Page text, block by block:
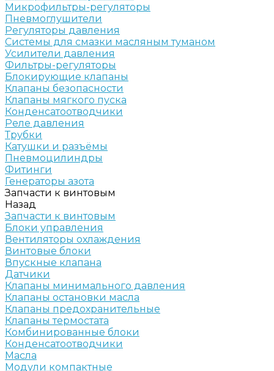
Микрофильтры-регуляторы
Пневмоглушители
Регуляторы давления
Системы для смазки масляным туманом
Усилители давления
Фильтры-регуляторы
Блокирующие клапаны
Клапаны безопасности
Клапаны мягкого пуска
Конденсатоотводчики
Реле давления
Трубки
Катушки и разъёмы
Пневмоцилиндры
Фитинги
Генераторы азота
Запчасти к винтовым
Назад
Запчасти к винтовым
Блоки управления
Вентиляторы охлаждения
Винтовые блоки
Впускные клапана
Датчики
Клапаны минимального давления
Клапаны остановки масла
Клапаны предохранительные
Клапаны термостата
Комбинированные блоки
Конденсатоотводчики
Масла
Модули компактные